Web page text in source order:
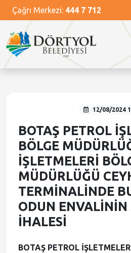
Çağrı Merkezi: 444 7 712
Ana Menü
Kurumsal
Belediye Meclisi
Başkan Yardımcıları
Müdürlükler
Misyon ve Vizyon
Meclis Kararları
Meclis Gündemi
Ana Menü
Dörtyol
Dörtyol Tarihi
Foto Galeri
Önemli Mekanlar
Ana Menü
Başkan
Başkanın Özgeçmişi
Ana Menü
Hizmetlerimiz
Nikah İşlemleri
Temizlik Hizmetleri
Veterinerlik Hizmetleri
Sosyal Tesisler
Ana Menü
Güncel
Haberler
Medya Haberleri
Duyurular
İhale İlanları
12/08/2024
BOTAŞ PETROL
BÖLGE
İŞLETMELERİ
MÜDÜRLÜĞÜ
TERMİNALİNDE
ODUN ENVALİNİN
İHALESİ
BOTAŞ PETROL